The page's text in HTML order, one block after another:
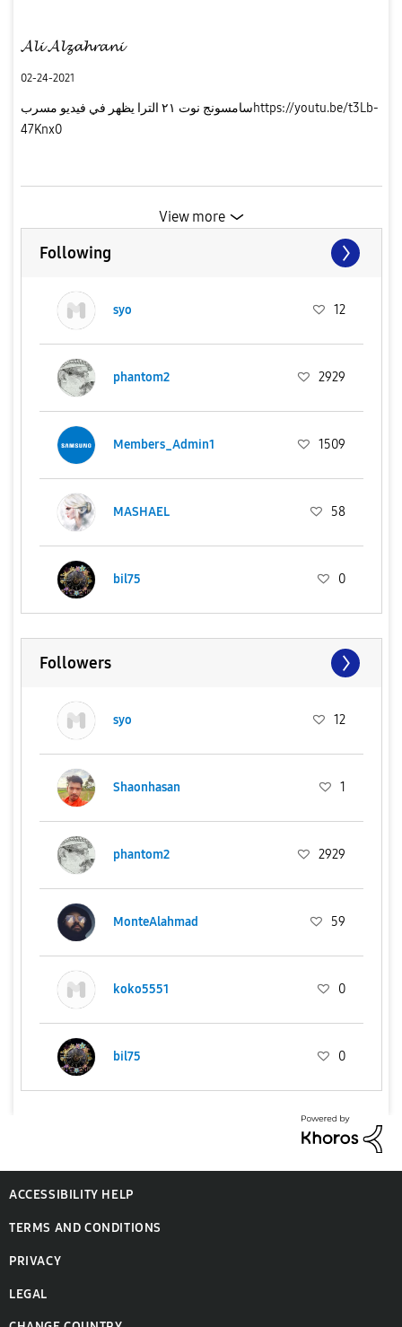
𝓐𝓵𝓲 𝓐𝓵𝔃𝓪𝓱𝓻𝓪𝓷𝓲
02-24-2021
سامسونج نوت ٢١ الترا يظهر في فيديو مسربhttps://youtu.be/t3Lb-
47Knx0
View more
Following
syo 12
phantom2 2929
Members_Admin1 1509
MASHAEL 58
bil75 0
Followers
syo 12
Shaonhasan 1
phantom2 2929
MonteAlahmad 59
koko5551 0
bil75 0
ACCESSIBILITY HELP
TERMS AND CONDITIONS
PRIVACY
LEGAL